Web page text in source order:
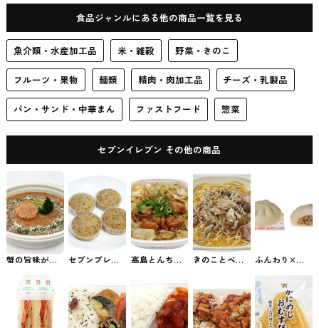
食品ジャンルにある他の商品一覧を見る
魚介類・水産加工品 米・雑穀 野菜・きのこ
フルーツ・果物 麺類 精肉・肉加工品 チーズ・乳製品
パン・サンド・中華まん ファストフード 惣菜
セブンイレブン その他の商品
蟹の旨味が詰
まったトマト
タ セブンのパ
スタ
セブンプレミ
アム アールグ
セブンイレブ
ンの食事パン
高島とんちゃ
ん焼き丼 （鶏
丼） セブンの
お弁当
きのことベー
コンの和ぱす
ふんわり×ご
ろっと 肉まん
まん